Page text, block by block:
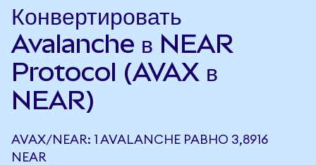
Конвертировать
Avalanche в NEAR
Protocol (AVAX в
NEAR)
AVAX/NEAR: 1 AVALANCHE РАВНО 3,8916
NEAR